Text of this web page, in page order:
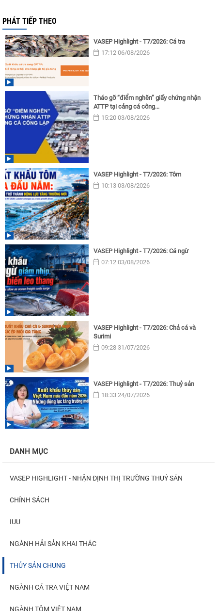
PHÁT TIẾP THEO
VASEP Highlight - T7/2026: Cá tra
17:12 06/08/2026
Tháo gỡ “điểm nghẽn” giấy chứng nhận
ATTP tại cảng cá công...
15:20 03/08/2026
VASEP Highlight - T7/2026: Tôm
10:13 03/08/2026
VASEP Highlight - T7/2026: Cá ngừ
07:12 03/08/2026
VASEP Highlight - T7/2026: Chả cá và
Surimi
09:28 31/07/2026
VASEP Highlight - T7/2026: Thuỷ sản
18:33 24/07/2026
DANH MỤC
VASEP HIGHLIGHT - NHẬN ĐỊNH THỊ TRƯỜNG THUỶ SẢN
CHÍNH SÁCH
IUU
NGÀNH HẢI SẢN KHAI THÁC
THỦY SẢN CHUNG
NGÀNH CÁ TRA VIỆT NAM
NGÀNH TÔM VIỆT NAM